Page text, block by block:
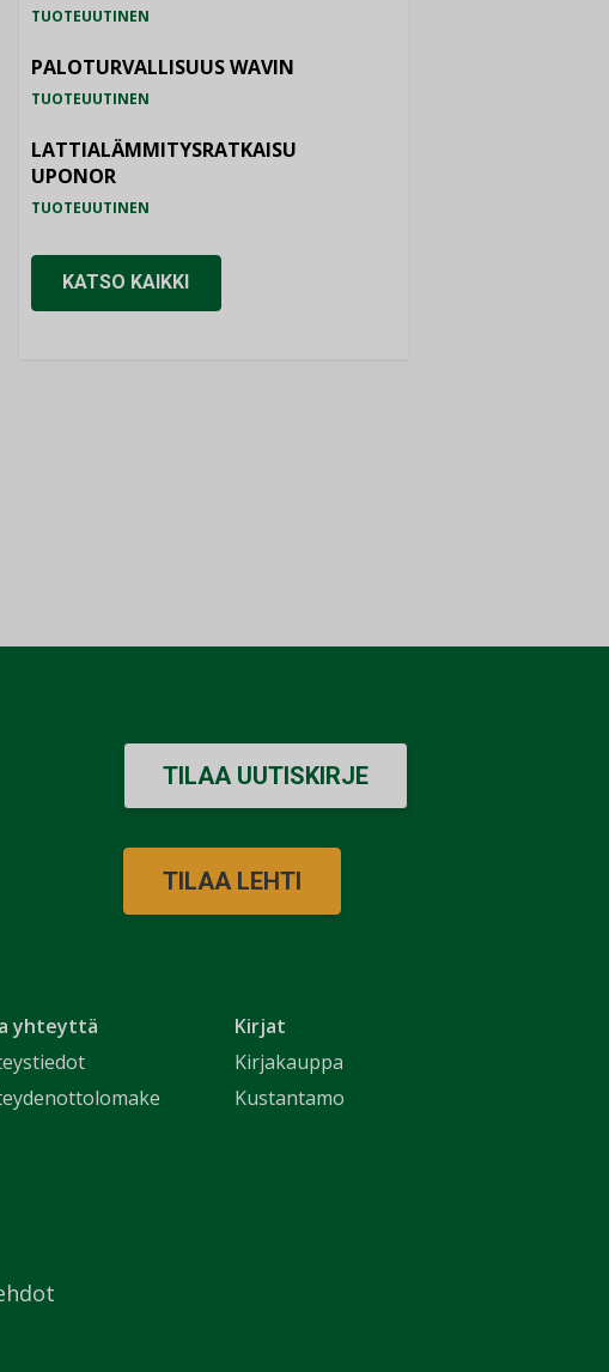
TUOTEUUTINEN
PALOTURVALLISUUS WAVIN
TUOTEUUTINEN
LATTIALÄMMITYSRATKAISU
UPONOR
TUOTEUUTINEN
KATSO KAIKKI
yhteyttä
Kirjat
Kirjakauppa
Kustantamo
TILAA UUTISKIRJE
TILAA LEHTI